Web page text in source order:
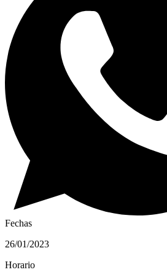
Fechas
26/01/2023
Horario